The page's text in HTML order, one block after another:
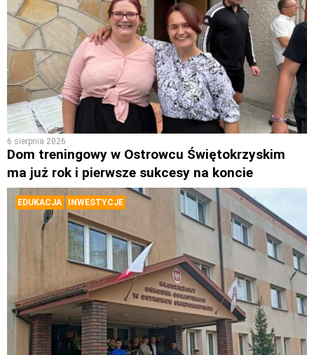
6 sierpnia 2026
Dom treningowy w Ostrowcu Świętokrzyskim
ma już rok i pierwsze sukcesy na koncie
EDUKACJA INWESTYCJE